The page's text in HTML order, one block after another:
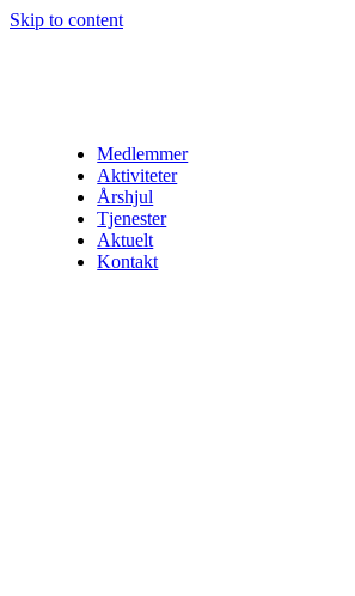
Skip to content
Medlemmer
Aktiviteter
Årshjul
Tjenester
Aktuelt
Kontakt